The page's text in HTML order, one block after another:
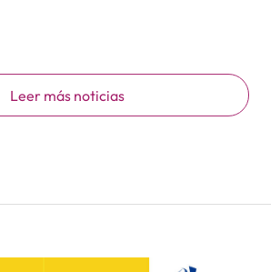
Leer más noticias